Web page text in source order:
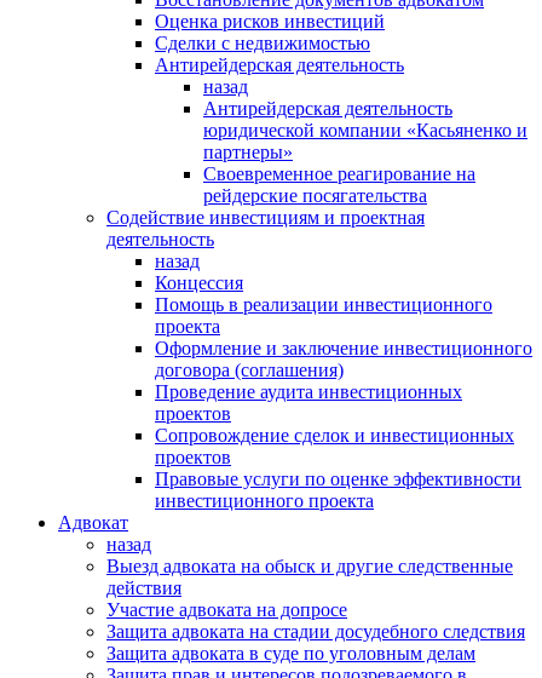
Оценка рисков инвестиций
Сделки с недвижимостью
Антирейдерская деятельность
назад
Антирейдерская деятельность
юридической компании «Касьяненко и
партнеры»
Своевременное реагирование на
рейдерские посягательства
Содействие инвестициям и проектная
деятельность
назад
Концессия
Помощь в реализации инвестиционного
проекта
Оформление и заключение инвестиционного
договора (соглашения)
Проведение аудита инвестиционных
проектов
Сопровождение сделок и инвестиционных
проектов
Правовые услуги по оценке эффективности
инвестиционного проекта
Адвокат
назад
Выезд адвоката на обыск и другие следственные
действия
Участие адвоката на допросе
Защита адвоката на стадии досудебного следствия
Защита адвоката в суде по уголовным делам